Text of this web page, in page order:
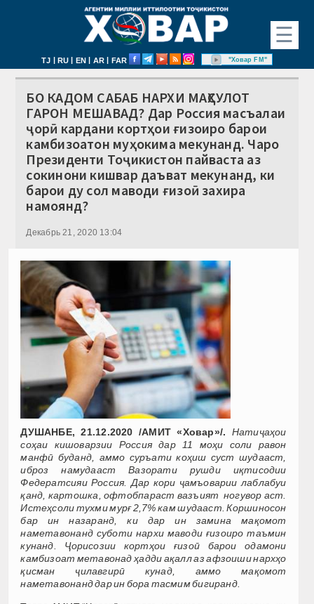
☰
TJ | RU | EN | AR | FAR "Ховар FM"
БО КАДОМ САБАБ НАРХИ МАҲСУЛОТ
ГАРОН МЕШАВАД? Дар Россия масъалаи
ҷорӣ кардани кортҳои ғизоиро барои
камбизоатон муҳокима мекунанд. Чаро
Президенти Тоҷикистон пайваста аз
сокинони кишвар даъват мекунанд, ки
барои ду сол маводи ғизоӣ захира
намоянд?
Декабрь 21, 2020 13:04
ДУШАНБЕ, 21.12.2020 /АМИТ «Ховар»/.
Натиҷаҳои
соҳаи кишоварзии Россия дар 11 моҳи соли равон
манфӣ буданд, аммо суръати коҳиш суст шудааст,
иброз намудааст Вазорати рушди иқтисодии
Федератсияи Россия. Дар кори ҷамъоварии лаблабуи
қанд, картошка, офтобпараст вазъият ногувор аст.
Истеҳсоли тухми мурғ2,7% кам шудааст. Коршиносон
бар ин назаранд, ки дар ин замина мақомот
наметавонанд суботи нархи маводи ғизоиро таъмин
кунанд. Ҷорисозии кортҳои ғизоӣбарои одамони
камбизоат метавонадҳадди ақалл аз афзоиши нархҳо
қисман ҷилавгирӣ кунад, аммо мақомот
наметавонанд дар ин бора тасмим бигиранд.